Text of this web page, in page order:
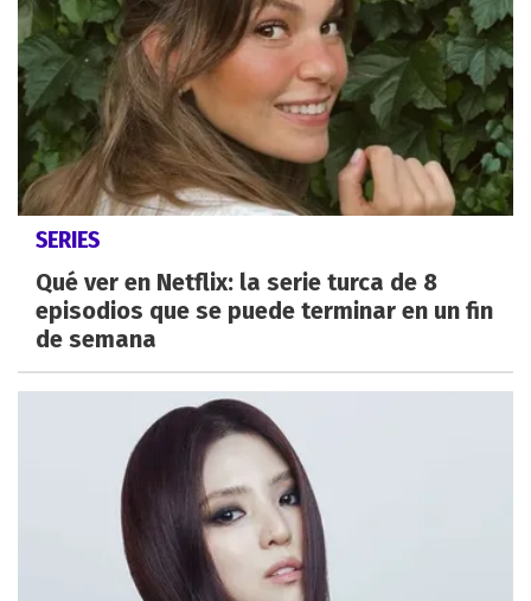
SERIES
Qué ver en Netflix: la serie turca de 8
episodios que se puede terminar en un fin
de semana